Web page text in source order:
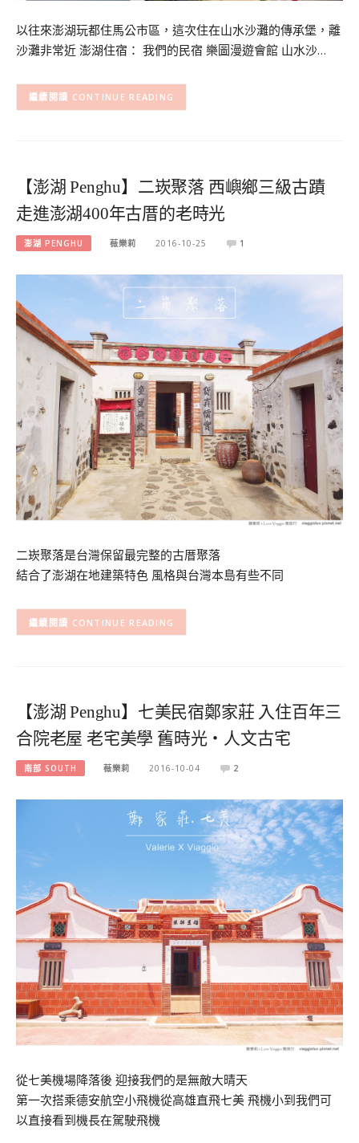
以往來澎湖玩都住馬公市區，這次住在山水沙灘的傳承堡，離
沙灘非常近 澎湖住宿： 我們的民宿 樂圖漫遊會館 山水沙…
CONTINUE READING
【澎湖 Penghu】二崁聚落 西嶼鄉三級古蹟
走進澎湖400年古厝的老時光
澎湖 PENGHU 薇樂莉 2016-10-25 1
二崁聚落是台灣保留最完整的古厝聚落
結合了澎湖在地建築特色 風格與台灣本島有些不同
CONTINUE READING
【澎湖 Penghu】七美民宿鄭家莊 入住百年三
合院老屋 老宅美學 舊時光‧人文古宅
南部 SOUTH 薇樂莉 2016-10-04 2
從七美機場降落後 迎接我們的是無敵大晴天
第一次搭乘德安航空小飛機從高雄直飛七美 飛機小到我們可
以直接看到機長在駕駛飛機